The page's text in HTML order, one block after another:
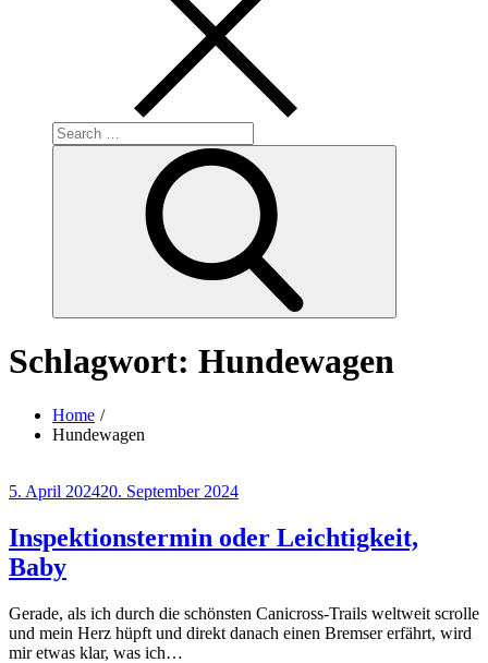
Search
for:
Schlagwort: Hundewagen
Home
Hundewagen
Posted
5. April 202420. September 2024
Inspektionstermin oder Leichtigkeit,
Baby
Gerade, als ich durch die schönsten Canicross-Trails weltweit scrolle
und mein Herz hüpft und direkt danach einen Bremser erfährt, wird
mir etwas klar, was ich…